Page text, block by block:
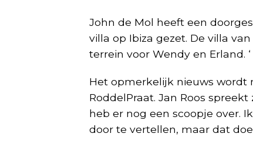
John de Mol heeft een
villa op Ibiza gezet. De villa
terrein voor Wendy en Erland. ‘
Het opmerkelijk nieuws wordt
RoddelPraat. Jan Roos spreekt
heb er nog een scoopje over.
door te vertellen, maar dat